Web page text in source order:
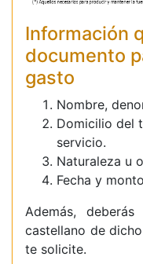
​Información
documento
gasto
Nombre,
Domicilio del
servicio.
Naturaleza u
Fecha y
Además,
castellano de
te solicite.